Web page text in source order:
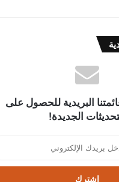
البريدية للحصول على
الجديدة!